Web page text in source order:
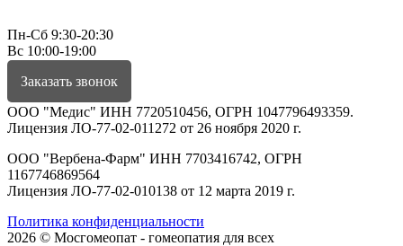
Пн-Сб 9:30-20:30
Вс 10:00-19:00
Заказать звонок
ООО "Медис" ИНН 7720510456, ОГРН 1047796493359.
Лицензия ЛО-77-02-011272 от 26 ноября 2020 г.
ООО "Вербена-Фарм" ИНН 7703416742, ОГРН
1167746869564
Лицензия ЛО-77-02-010138 от 12 марта 2019 г.
Политика конфиденциальности
2026 © Мосгомеопат - гомеопатия для всех